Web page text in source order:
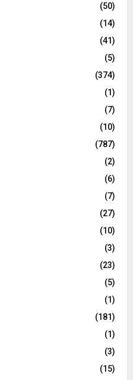
(50)
(14)
(41)
(5)
(374)
(1)
(7)
(10)
(787)
(2)
(6)
(7)
(27)
(10)
(3)
(23)
(5)
(1)
(181)
(1)
(3)
(15)